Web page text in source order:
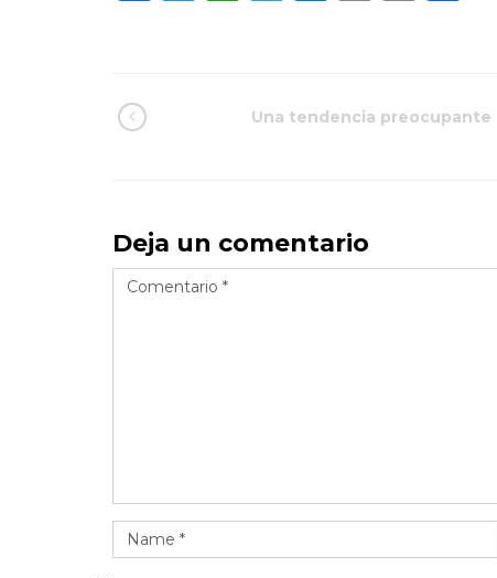
Una tendencia preocupante
Deja un comentario